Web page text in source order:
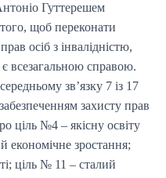
Гуттерешем
щоб переконати
осіб з інвалідністю,
є всезагальною справою.
зв’язку 7 із 17
забезпеченням захисту прав
ціль №4 – якісну освіту
економічне зростання;
ціль № 11 – сталий